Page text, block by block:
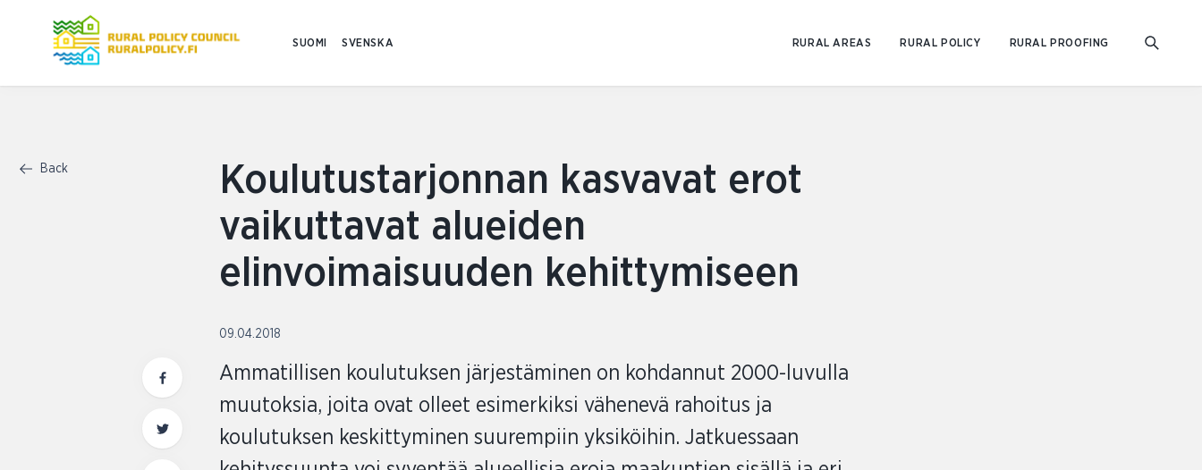
SUOMI SVENSKA RURAL AREAS RURAL POLICY RURAL PROOFING
Back
Koulutustarjonnan kasvavat erot
vaikuttavat alueiden
elinvoimaisuuden kehittymiseen
09.04.2018
Ammatillisen koulutuksen järjestäminen on kohdannut 2000-luvulla
muutoksia, joita ovat olleet esimerkiksi vähenevä rahoitus ja
koulutuksen keskittyminen suurempiin yksiköihin. Jatkuessaan